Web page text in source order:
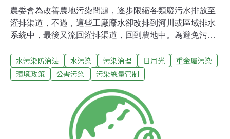
農委會為改善農地污染問題，逐步限縮各類廢污水排放至
灌排渠道，不過，這些工廠廢水卻改排到河川或區域排水
系統中，最後又流回灌排渠道，回到農地中。為避免污水
作劃設管制區，進行水污總量管制。未來在一級管制區
內，不會再接受重金屬排放工廠申請。農地污染最嚴重的
最大，劃設100平方公里，彰化次之，約11.9平方公里，
台中則佔9.6平方公里。一級管制區加上二級管制區內，總
共69家工廠及3個工業區，含桃園的日月光工廠，都將受
到新法規管制。明年元旦，桃園將率先上路後，彰化、台
水污染防治法 水污染 污染治理 日月光
重金屬污染
環境政策
公害污染 污染總量管制